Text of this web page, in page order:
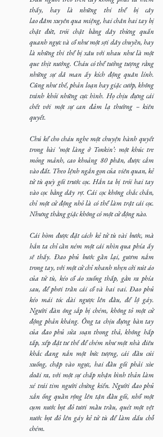
thấy, hay là những thi thể bị cây
lao đâm xuyên qua miệng, hai chân hai tay bị
chặt đứt, trói chặt bằng dây thừng quấn
quanh ngực và cổ như một sợi dây chuyền, hay
là những thi thể bị xâu với nhau như là một
que thịt nướng. Cháu có thể tưởng tượng rằng
những sự dã man ấy kích động quân lính.
Cũng như thế, phản loạn hay giặc cướp, không
tránh khỏi những cực hình. Họ chịu đựng cái
chết với một sự can đảm lạ thường – kiên
quyết.
Chú kể cho cháu nghe một chuyện hành quyết
trong bài ‘một làng ở Tonkin’: một khúc tre
mỏng mảnh, cao khoảng 80 phân, được cắm
vào đất. Theo lệnh ngắn gọn của viên quan, kẻ
tử tù quỳ gối trước cọc. Hắn ta bị trói hai tay
vào cọc bằng dây rợ. Cái cọc không chắc chắn,
chỉ một cử động nhỏ là có thể làm trật cái cọc.
Nhưng thằng giặc không có một cử động nào.
Cái hòm được đặt cách kẻ tử tù vài bước, mà
hắn ta chỉ cần ném một cái nhìn qua phía ấy
sẽ thấy. Đao phủ bước gần lại, gươm nắm
trong tay, với một cử chỉ nhanh nhẹn cởi nút áo
của tử tù, kéo cổ áo xuống thấp, gằn ra phía
sau, để phơi trần cái cổ và hai vai. Đao phủ
kéo mái tóc dài ngược lên đầu, để lộ gáy.
Người đàn ông sắp bị chém, không tỏ một cử
động phản kháng. Ông ta chịu đựng bàn tay
của đao phủ sửa soạn thong thả, không hấp
tấp, xếp đặt tư thế để chém như một nhà điêu
khắc đang nắn một bức tượng, cái đầu cúi
xuống, chập vào ngực, hai đầu gối phải xòe
doãi ra, với một sự chấp nhận bình thản làm
xé trái tim người chứng kiến. Người đao phủ
xắn ống quần rộng lên tận đầu gối, nhổ một
cụm nước bọt đỏ tươi mầu trầu, quét một vệt
nước bọt đỏ lên gáy kẻ tử tù để làm dấu chỗ
chém.